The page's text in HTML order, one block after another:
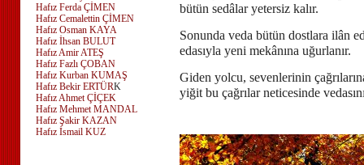
Hafız Ferda ÇİMEN
Hafız Cemalettin ÇİMEN
Hafız Osman KAYA
Hafız İhsan BULUT
Hafız Amir ATEŞ
Hafız Fazlı ÇOBAN
Hafız Kurban KUMAŞ
Hafız Bekir ERTÜRK
Hafız Ahmet ÇİÇEK
Hafız Mehmet MANDAL
Hafız Şakir KAZAN
Hafız İsmail KUZ
bütün sedâlar yetersiz kalır.
Sonunda veda bütün dostlara ilân
edasıyla yeni mekânına uğurlanır.
Giden yolcu, sevenlerinin
yiğit bu çağrılar neticesinde